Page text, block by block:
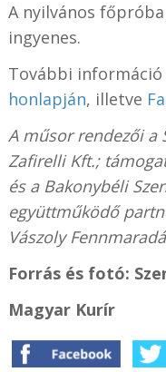
A nyilvános
ingyenes.
További
honlapján, illetve
A műsor rendezői a
Zafirelli Kft.;
és a Bakonybéli
együttműködő
Vászoly
Forrás és fotó:
Magyar Kurír